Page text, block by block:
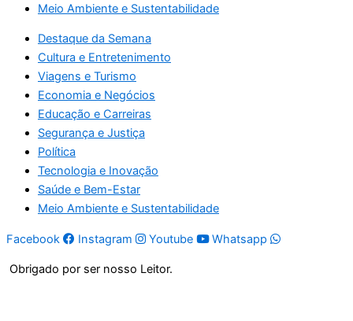
Meio Ambiente e Sustentabilidade
Destaque da Semana
Cultura e Entretenimento
Viagens e Turismo
Economia e Negócios
Educação e Carreiras
Segurança e Justiça
Política
Tecnologia e Inovação
Saúde e Bem-Estar
Meio Ambiente e Sustentabilidade
Facebook Instagram Youtube Whatsapp
Obrigado por ser nosso Leitor.